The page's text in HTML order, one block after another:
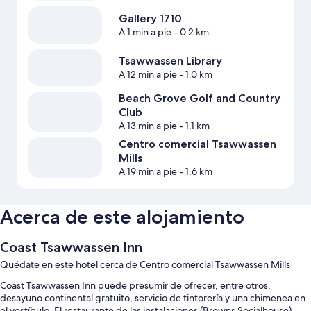
Gallery 1710
A 1 min a pie- 0.2 km
Tsawwassen Library
A 12 min a pie- 1.0 km
Beach Grove Golf and Country
Club
A 13 min a pie- 1.1 km
Centro comercial Tsawwassen
Mills
A 19 min a pie- 1.6 km
Acerca de este alojamiento
Coast Tsawwassen Inn
Quédate en este hotel cerca de Centro comercial Tsawwassen Mills
Coast Tsawwassen Inn puede presumir de ofrecer, entre otros,
desayuno continental gratuito, servicio de tintorería y una chimenea en